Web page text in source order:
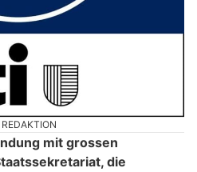
mit grossen
die